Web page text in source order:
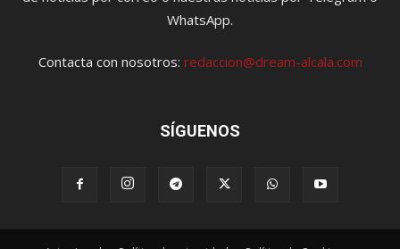
WhatsApp.
Contacta con nosotros: redaccion@dream-alcala.com
SÍGUENOS